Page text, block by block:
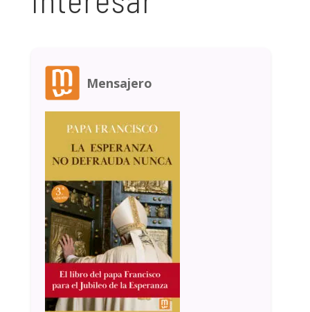
Mensajero